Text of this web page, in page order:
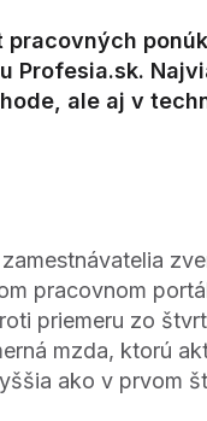
Profesia.sk.
ale aj v
pracovnom
priemeru zo
mzda, ktorú
ako v prvom